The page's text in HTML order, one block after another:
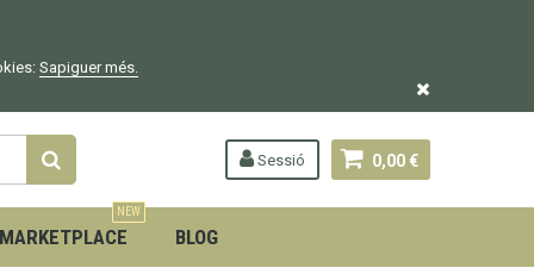
Sapiguer més.
0,00 €
Sessió
MARKETPLACE
NEW
BLOG